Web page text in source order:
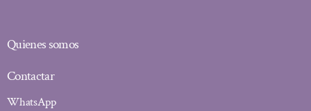
Quienes somos
Contactar
WhatsApp